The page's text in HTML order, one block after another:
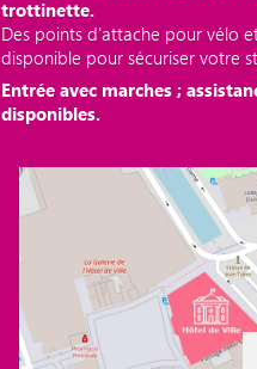
trottinette.
Des points d'attache pour vélo
disponible pour sécuriser votre
Entrée avec marches ;
disponibles.